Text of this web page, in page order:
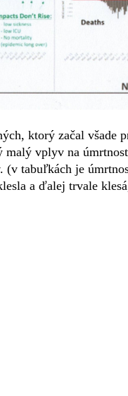
ktorý začal všade
vplyv na
(v tabuľkách je
a ďalej trvale